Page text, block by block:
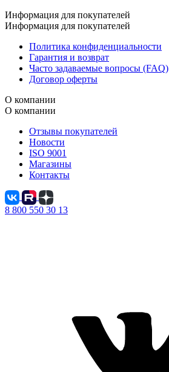
Информация для покупателей
Информация для покупателей
Политика конфиденциальности
Гарантия и возврат
Часто задаваемые вопросы (FAQ)
Договор оферты
О компании
О компании
Отзывы покупателей
Новости
ISO 9001
Магазины
Контакты
8 800 550 30 13